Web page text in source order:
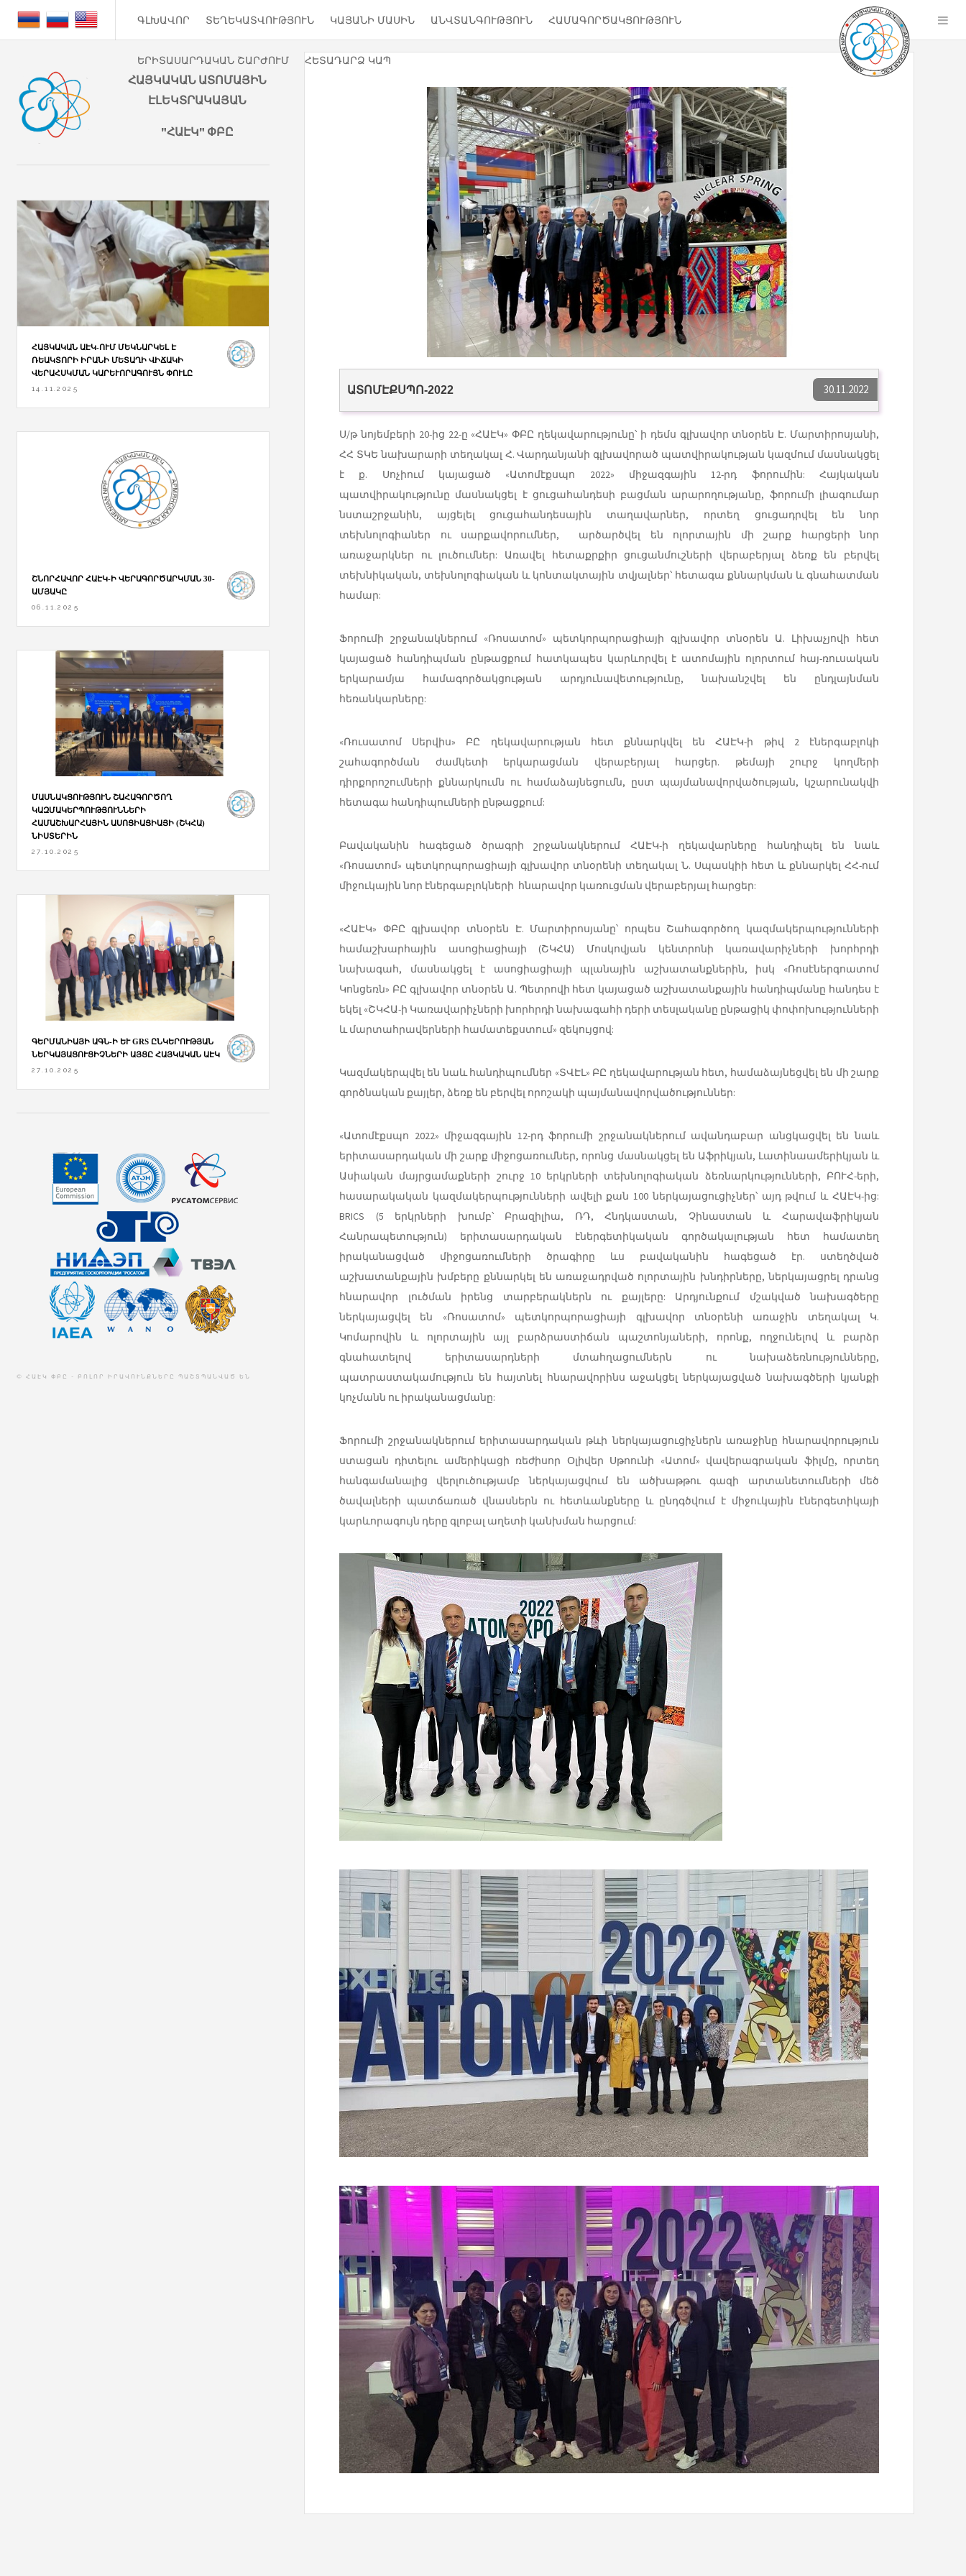
ԳԼԽԱՎՈՐ ՏԵՂԵԿԱՏՎՈՒԹՅՈՒՆ ԿԱՅԱՆԻ ՄԱՍԻՆ ԱՆՎՏԱՆԳՈՒԹՅՈՒՆ ՀԱՄԱԳՈՐԾԱԿՑՈՒԹՅՈՒՆ
ԵՐԻՏԱՍԱՐԴԱԿԱՆ ՇԱՐԺՈՒՄ ՀԵՏԱԴԱՐՁ ԿԱՊ
30.11.2022
ԱՏՈՄԷՔՍՊՈ-2022
Ս/թ նոյեմբերի 20-ից 22-ը «ՀԱԷԿ» ՓԲԸ ղեկավարությունը՝ ի դեմս գլխավոր տնօրեն Է. Մարտիրոսյանի,
ՀՀ ՏԿԵ նախարարի տեղակալ Հ. Վարդանյանի գլխավորած պատվիրակության կազմում մասնակցել
է ք. Սոչիում կայացած «Ատոմէքսպո 2022» միջազգային 12-րդ ֆորումին: Հայկական
պատվիրակությունը մասնակցել է ցուցահանդեսի բացման արարողությանը, ֆորումի լիագումար
նստաշրջանին, այցելել ցուցահանդեսային տաղավարներ, որտեղ ցուցադրվել են նոր
տեխնոլոգիաներ ու սարքավորումներ, արծարծվել են ոլորտային մի շարք հարցերի նոր
առաջարկներ ու լուծումներ: Առավել հետաքրքիր ցուցանմուշների վերաբերյալ ձեռք են բերվել
տեխնիկական, տեխնոլոգիական և կոնտակտային տվյալներ՝ հետագա քննարկման և գնահատման
համար:
Ֆորումի շրջանակներում «Ռոսատոմ» պետկորպորացիայի գլխավոր տնօրեն Ա. Լիխաչյովի հետ
կայացած հանդիպման ընթացքում հատկապես կարևորվել է ատոմային ոլորտում հայ-ռուսական
երկարամյա համագործակցության արդյունավետությունը, նախանշվել են ընդլայնման
հեռանկարները:
«Ռուսատոմ Սերվիս» ԲԸ ղեկավարության հետ քննարկվել են ՀԱԷԿ-ի թիվ 2 էներգաբլոկի
շահագործման ժամկետի երկարացման վերաբերյալ հարցեր. թեմայի շուրջ կողմերի
դիրքորոշումների քննարկումն ու համաձայնեցումն, ըստ պայմանավորվածության, կշարունակվի
հետագա հանդիպումների ընթացքում:
Բավականին հագեցած ծրագրի շրջանակներում ՀԱԷԿ-ի ղեկավարները հանդիպել են նաև
«Ռոսատոմ» պետկորպորացիայի գլխավոր տնօրենի տեղակալ Ն. Սպասկիի հետ և քննարկել ՀՀ-ում
միջուկային նոր էներգաբլոկների հնարավոր կառուցման վերաբերյալ հարցեր:
«ՀԱԷԿ» ՓԲԸ գլխավոր տնօրեն Է. Մարտիրոսյանը՝ որպես Շահագործող կազմակերպությունների
համաշխարհային ասոցիացիայի (ՇԿՀԱ) Մոսկովյան կենտրոնի կառավարիչների խորհրդի
նախագահ, մասնակցել է ասոցիացիայի պլանային աշխատանքներին, իսկ «Ռոսէներգոատոմ
Կոնցեռն» ԲԸ գլխավոր տնօրեն Ա. Պետրովի հետ կայացած աշխատանքային հանդիպմանը հանդես է
եկել «ՇԿՀԱ-ի Կառավարիչների խորհրդի նախագահի դերի տեսլականը ընթացիկ փոփոխությունների
և մարտահրավերների համատեքստում» զեկույցով:
Կազմակերպվել են նաև հանդիպումներ «ՏՎԷԼ» ԲԸ ղեկավարության հետ, համաձայնեցվել են մի շարք
գործնական քայլեր, ձեռք են բերվել որոշակի պայմանավորվածություններ:
«Ատոմէքսպո 2022» միջազգային 12-րդ ֆորումի շրջանակներում ավանդաբար անցկացվել են նաև
երիտասարդական մի շարք միջոցառումներ, որոնց մասնակցել են Աֆրիկյան, Լատինաամերիկյան և
Ասիական մայրցամաքների շուրջ 10 երկրների տեխնոլոգիական ձեռնարկությունների, ԲՈՒՀ-երի,
հասարակական կազմակերպությունների ավելի քան 100 ներկայացուցիչներ՝ այդ թվում և ՀԱԷԿ-ից:
BRICS (5 երկրների խումբ՝ Բրազիլիա, ՌԴ, Հնդկաստան, Չինաստան և Հարավաֆրիկյան
Հանրապետություն) երիտասարդական էներգետիկական գործակալության հետ համատեղ
իրականացված միջոցառումների ծրագիրը ևս բավականին հագեցած էր. ստեղծված
աշխատանքային խմբերը քննարկել են առաջադրված ոլորտային խնդիրները, ներկայացրել դրանց
հնարավոր լուծման իրենց տարբերակներն ու քայլերը: Արդյունքում մշակված նախագծերը
ներկայացվել են «Ռոսատոմ» պետկորպորացիայի գլխավոր տնօրենի առաջին տեղակալ Կ.
Կոմարովին և ոլորտային այլ բարձրաստիճան պաշտոնյաների, որոնք, ողջունելով և բարձր
գնահատելով երիտասարդների մտահղացումներն ու նախաձեռնությունները,
պատրաստակամություն են հայտնել հնարավորինս աջակցել ներկայացված նախագծերի կյանքի
կոչմանն ու իրականացմանը:
Ֆորումի շրջանակներում երիտասարդական թևի ներկայացուցիչներն առաջինը հնարավորություն
ստացան դիտելու ամերիկացի ռեժիսոր Օլիվեր Սթոունի «Ատոմ» վավերագրական ֆիլմը, որտեղ
հանգամանալից վերլուծությամբ ներկայացվում են ածխաթթու գազի արտանետումների մեծ
ծավալների պատճառած վնասներն ու հետևանքները և ընդգծվում է միջուկային էներգետիկայի
կարևորագույն դերը գլոբալ աղետի կանխման հարցում:
ՀԱՅԿԱԿԱՆ ԱՏՈՄԱՅԻՆ
ԷԼԵԿՏՐԱԿԱՅԱՆ
"ՀԱԷԿ" ՓԲԸ
ՀԱՅԿԱԿԱՆ ԱԷԿ-ՈՒՄ ՄԵԿՆԱՐԿԵԼ Է
ՌԵԱԿՏՈՐԻ ԻՐԱՆԻ ՄԵՏԱՂԻ ՎԻՃԱԿԻ
ՎԵՐԱՀՍԿՄԱՆ ԿԱՐԵՒՈՐԱԳՈՒՅՆ ՓՈՒԼԸ
14.11.2025
ՇՆՈՐՀԱՎՈՐ ՀԱԷԿ-Ի ՎԵՐԱԳՈՐԾԱՐԿՄԱՆ 30-
ԱՄՅԱԿԸ
06.11.2025
ՄԱՍՆԱԿՑՈՒԹՅՈՒՆ ՇԱՀԱԳՈՐԾՈՂ
ԿԱԶՄԱԿԵՐՊՈՒԹՅՈՒՆՆԵՐԻ
ՀԱՄԱՇԽԱՐՀԱՅԻՆ ԱՍՈՑԻԱՑԻԱՅԻ (ՇԿՀԱ)
ՆԻՍՏԵՐԻՆ
27.10.2025
ԳԵՐՄԱՆԻԱՅԻ ԱԳՆ-Ի ԵՒ GRS ԸՆԿԵՐՈՒԹՅԱՆ Ն
ԵՐԿԱՅԱՑՈՒՑԻՉՆԵՐԻ ԱՅՑԸ ՀԱՅԿԱԿԱՆ ԱԷԿ
27.10.2025
© ՀԱԷԿ ՓԲԸ - ԲՈԼՈՐ ԻՐԱՎՈՒՆՔՆԵՐԸ ՊԱՇՏՊԱՆՎԱԾ ԵՆ